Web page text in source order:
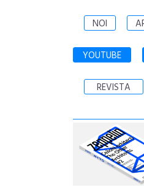
NOI
YOUTUBE
REVISTA